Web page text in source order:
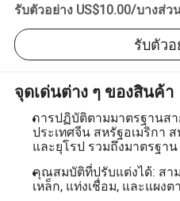
รับตัวอย่าง US$10.00/บางส่ว
รับตัวอ
จุดเด่นต่าง ๆ ของสินค้า
การปฏิบัติตามมาตรฐานส
ประเทศจีน สหรัฐอเมริกา
และยุโรป รวมถึงมาตรฐาน
คุณสมบัติที่ปรับแต่งได้: สา
เหล็ก, แท่งเชื่อม, และแผง